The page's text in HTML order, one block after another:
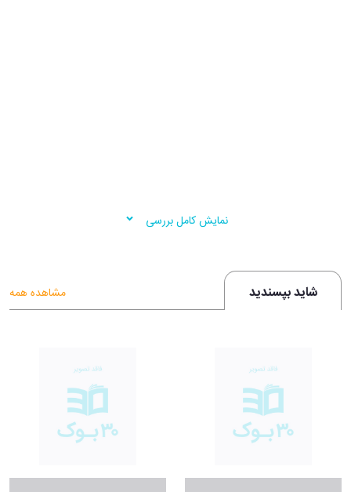
نمایش کامل بررسی
شاید بپسندید مشاهده همه